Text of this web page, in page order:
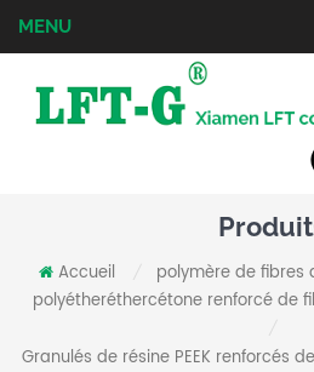
MENU
Accueil polymère de fibres
polyétheréthercétone renforcé de
Granulés de résine PEEK renforcés